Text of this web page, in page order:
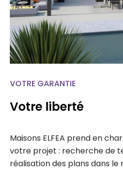
VOTRE GARANTIE
Votre liberté
votre projet : recherche de
réalisation des plans dans
techniques et